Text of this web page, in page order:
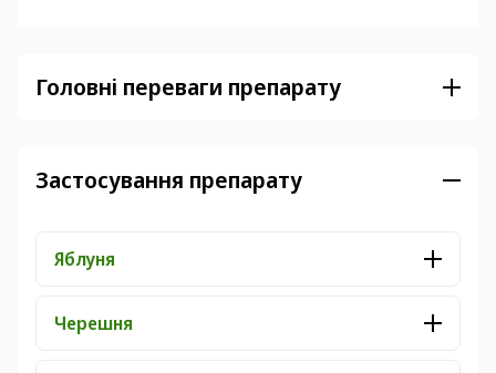
Головні переваги препарату
Застосування препарату
Яблуня
Черешня